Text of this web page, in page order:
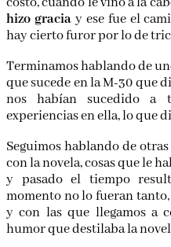
hizo graciay ese fue el
hay cierto furor por lo de
Terminamos hablando de
que sucede en la M-30 que
nos habían sucedido a
experiencias en ella, lo que
Seguimos hablando de
con la novela, cosas que le
y pasado el tiempo
momento no lo fueran
y con las que llegamos a
humor que destilaba la